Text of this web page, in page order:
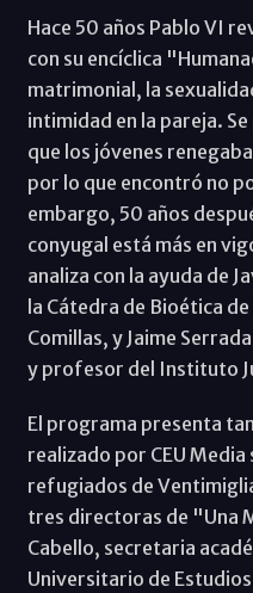
Hace 50 años Pablo VI
con su encíclica
matrimonial, la
intimidad en la pareja.
que los jóvenes
por lo que encontró no
embargo, 50 años
conyugal está más en
analiza con la ayuda de
la Cátedra de Bioética
Comillas, y Jaime
y profesor del Instituto
El programa presenta
realizado por CEU
refugiados de
tres directoras de "Una
Cabello, secretaria
Universitario de